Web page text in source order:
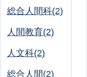
総合人間科(2)
人間教育(2)
人文科(2)
総合人間(2)